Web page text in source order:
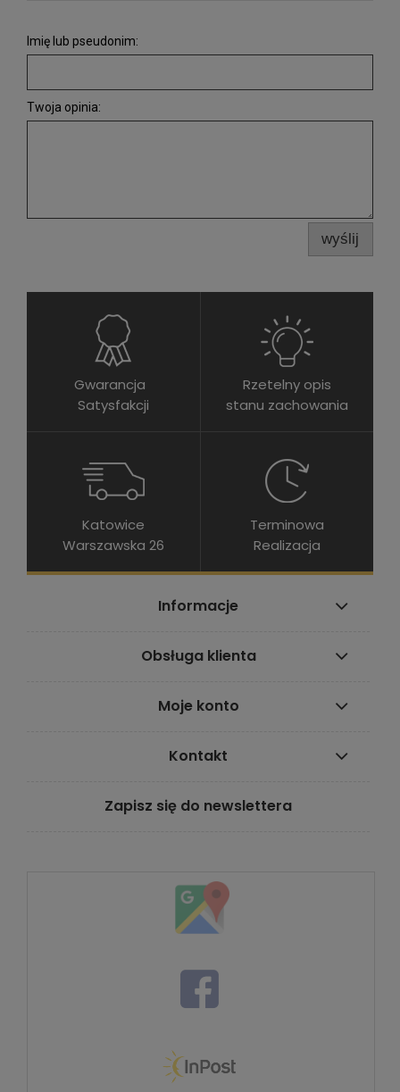
Imię lub pseudonim:
Twoja opinia:
wyślij
Gwarancja
Satysfakcji
Rzetelny opis
stanu zachowania
Katowice
Warszawska 26
Terminowa
Realizacja
Informacje
Obsługa klienta
Moje konto
Kontakt
Zapisz się do newslettera